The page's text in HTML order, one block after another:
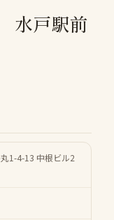
水戸駅前
1-4-13 中根ビル2